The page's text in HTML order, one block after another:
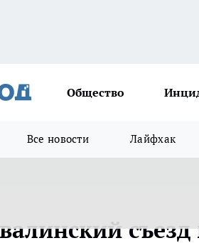
Общество
Все новости Лайфхак